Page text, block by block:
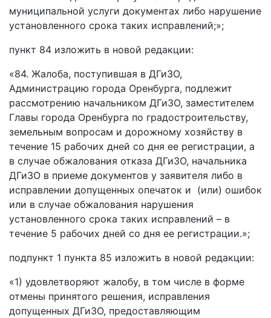
муниципальной услуги документах либо нарушение
установленного срока таких исправлений;»;
пункт 84 изложить в новой редакции:
«84. Жалоба, поступившая в ДГиЗО,
Администрацию города Оренбурга, подлежит
рассмотрению начальником ДГиЗО, заместителем
Главы города Оренбурга по градостроительству,
земельным вопросам и дорожному хозяйству в
течение 15 рабочих дней со дня ее регистрации, а
в случае обжалования отказа ДГиЗО, начальника
ДГиЗО в приеме документов у заявителя либо в
исправлении допущенных опечаток и (или) ошибок
или в случае обжалования нарушения
установленного срока таких исправлений – в
течение 5 рабочих дней со дня ее регистрации.»;
подпункт 1 пункта 85 изложить в новой редакции:
«1) удовлетворяют жалобу, в том числе в форме
отмены принятого решения, исправления
допущенных ДГиЗО, предоставляющим